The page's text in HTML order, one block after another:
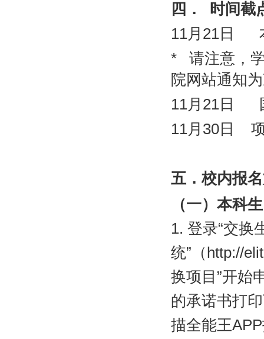
四．
时间截
11月 21 日
* 请注意，
院网站通知
11月 21 日
11月 30 日
五．校内报
（一）本科
1. 登录“交换
统”（ http://
换项目”开始
的承诺书打
描全能王APP